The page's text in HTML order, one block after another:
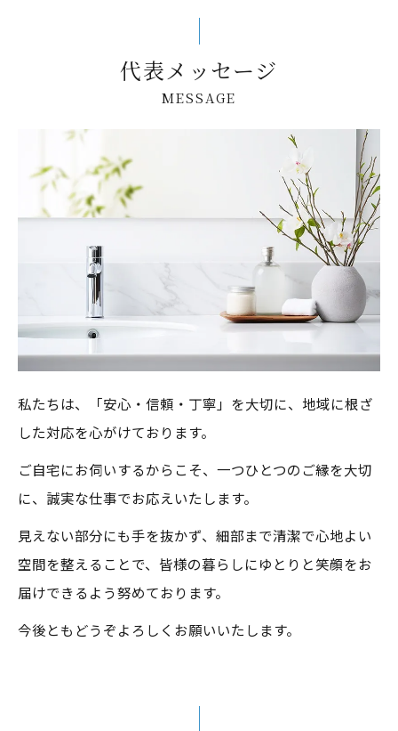
代表メッセージ
MESSAGE
私たちは、「安心・信頼・丁寧」を大切に、地域に根ざ
した対応を心がけております。
ご自宅にお伺いするからこそ、一つひとつのご縁を大切
に、誠実な仕事でお応えいたします。
見えない部分にも手を抜かず、細部まで清潔で心地よい
空間を整えることで、皆様の暮らしにゆとりと笑顔をお
届けできるよう努めております。
今後ともどうぞよろしくお願いいたします。